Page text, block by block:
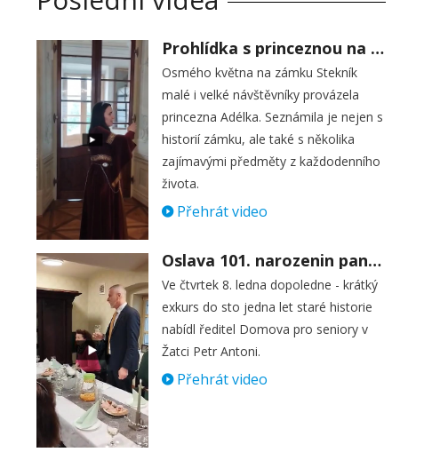
Prohlídka s princeznou na zámku Stekník
Osmého května na zámku Stekník
malé i velké návštěvníky provázela
princezna Adélka. Seznámila je nejen s
historií zámku, ale také s několika
zajímavými předměty z každodenního
života.
Přehrát video
Oslava 101. narozenin paní Věry Skořepové
Ve čtvrtek 8. ledna dopoledne - krátký
exkurs do sto jedna let staré historie
nabídl ředitel Domova pro seniory v
Žatci Petr Antoni.
Přehrát video